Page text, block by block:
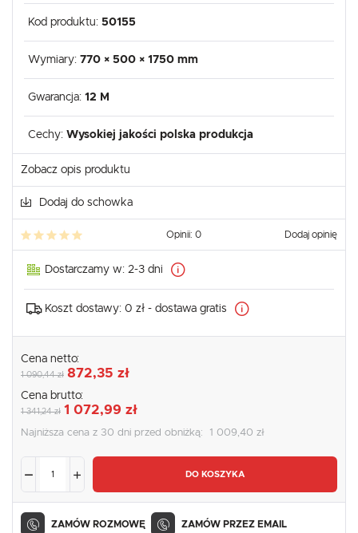
Kod produktu: 50155
Wymiary: 770 × 500 × 1750 mm
Gwarancja: 12 M
Cechy: Wysokiej jakości polska produkcja
Zobacz opis produktu
Dodaj do schowka
Opinii: 0 Dodaj opinię
Dostarczamy w: 2-3 dni
Koszt dostawy: 0 zł - dostawa gratis
Cena netto:
1 090,44 zł 872,35 zł
Cena brutto:
1 341,24 zł 1 072,99 zł
Najniższa cena z 30 dni przed obniżką: 1 009,40 zł
DO KOSZYKA
ZAMÓW ROZMOWĘ ZAMÓW PRZEZ EMAIL